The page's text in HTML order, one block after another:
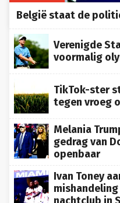
België staat de
Verenigde
voormalig
TikTok-ster
tegen vroeg
Melania
gedrag van
openbaar
Ivan Toney
nachtclub in